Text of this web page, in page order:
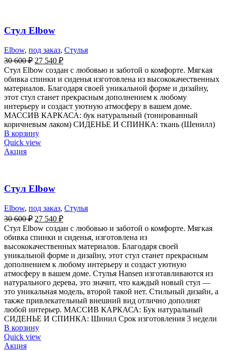
Стул Elbow
Elbow, под заказ, Стулья
30 600₽ 27 540 ₽
Стул Elbow создан с любовью и заботой о комфорте. Мягкая
обивка спинки и сиденья изготовлена из высококачественных
материалов. Благодаря своей уникальной форме и дизайну,
этот стул станет прекрасным дополнением к любому
интерьеру и создаст уютную атмосферу в вашем доме.
МАССИВ КАРКАСА: бук натуральный (тонированный
коричневым лаком) СИДЕНЬЕ И СПИНКА: ткань (Шенилл)
В корзину
Quick view
Акция
Стул Elbow
Elbow, под заказ, Стулья
30 600₽ 27 540 ₽
Стул Elbow создан с любовью и заботой о комфорте. Мягкая
обивка спинки и сиденья, изготовлена из
высококачественных материалов. Благодаря своей
уникальной форме и дизайну, этот стул станет прекрасным
дополнением к любому интерьеру и создаст уютную
атмосферу в вашем доме. Стулья Hansen изготавливаются из
натурального дерева, это значит, что каждый новый стул —
это уникальная модель, второй такой нет. Стильный дизайн, а
также привлекательный внешний вид отлично дополнят
любой интерьер. МАССИВ КАРКАСА: Бук натуральный
СИДЕНЬЕ И СПИНКА: Шинил Срок изготовления 3 недели
В корзину
Quick view
Акция